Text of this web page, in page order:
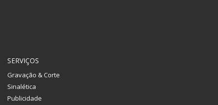
SERVIÇOS
Gravação & Corte
Sinalética
Publicidade